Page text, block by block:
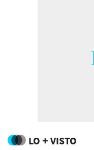
LO + VISTO